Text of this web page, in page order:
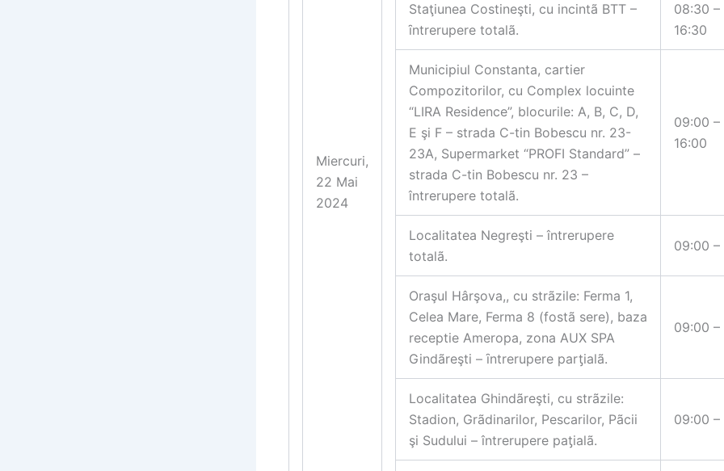
Miercuri,
22 Mai
2024
Staţiunea Costineşti, cu incintã BTT –
ȋntrerupere totalã.
08:30 –
16:30
Municipiul Constanta, cartier
Compozitorilor, cu Complex locuinte
“LIRA Residence”, blocurile: A, B, C, D,
E şi F – strada C-tin Bobescu nr. 23-
23A, Supermarket “PROFI Standard” –
strada C-tin Bobescu nr. 23 –
întrerupere totalã.
09:00 –
16:00
Localitatea Negreşti – întrerupere
totalã.
09:00 –
Oraşul Hârşova,, cu strãzile: Ferma 1,
Celea Mare, Ferma 8 (fostã sere), baza
receptie Ameropa, zona AUX SPA
Gindãreşti – ȋntrerupere parƫialã.
09:00 –
Localitatea Ghindãreşti, cu strãzile:
Stadion, Grãdinarilor, Pescarilor, Pãcii
şi Sudului – întrerupere paƫialã.
09:00 –